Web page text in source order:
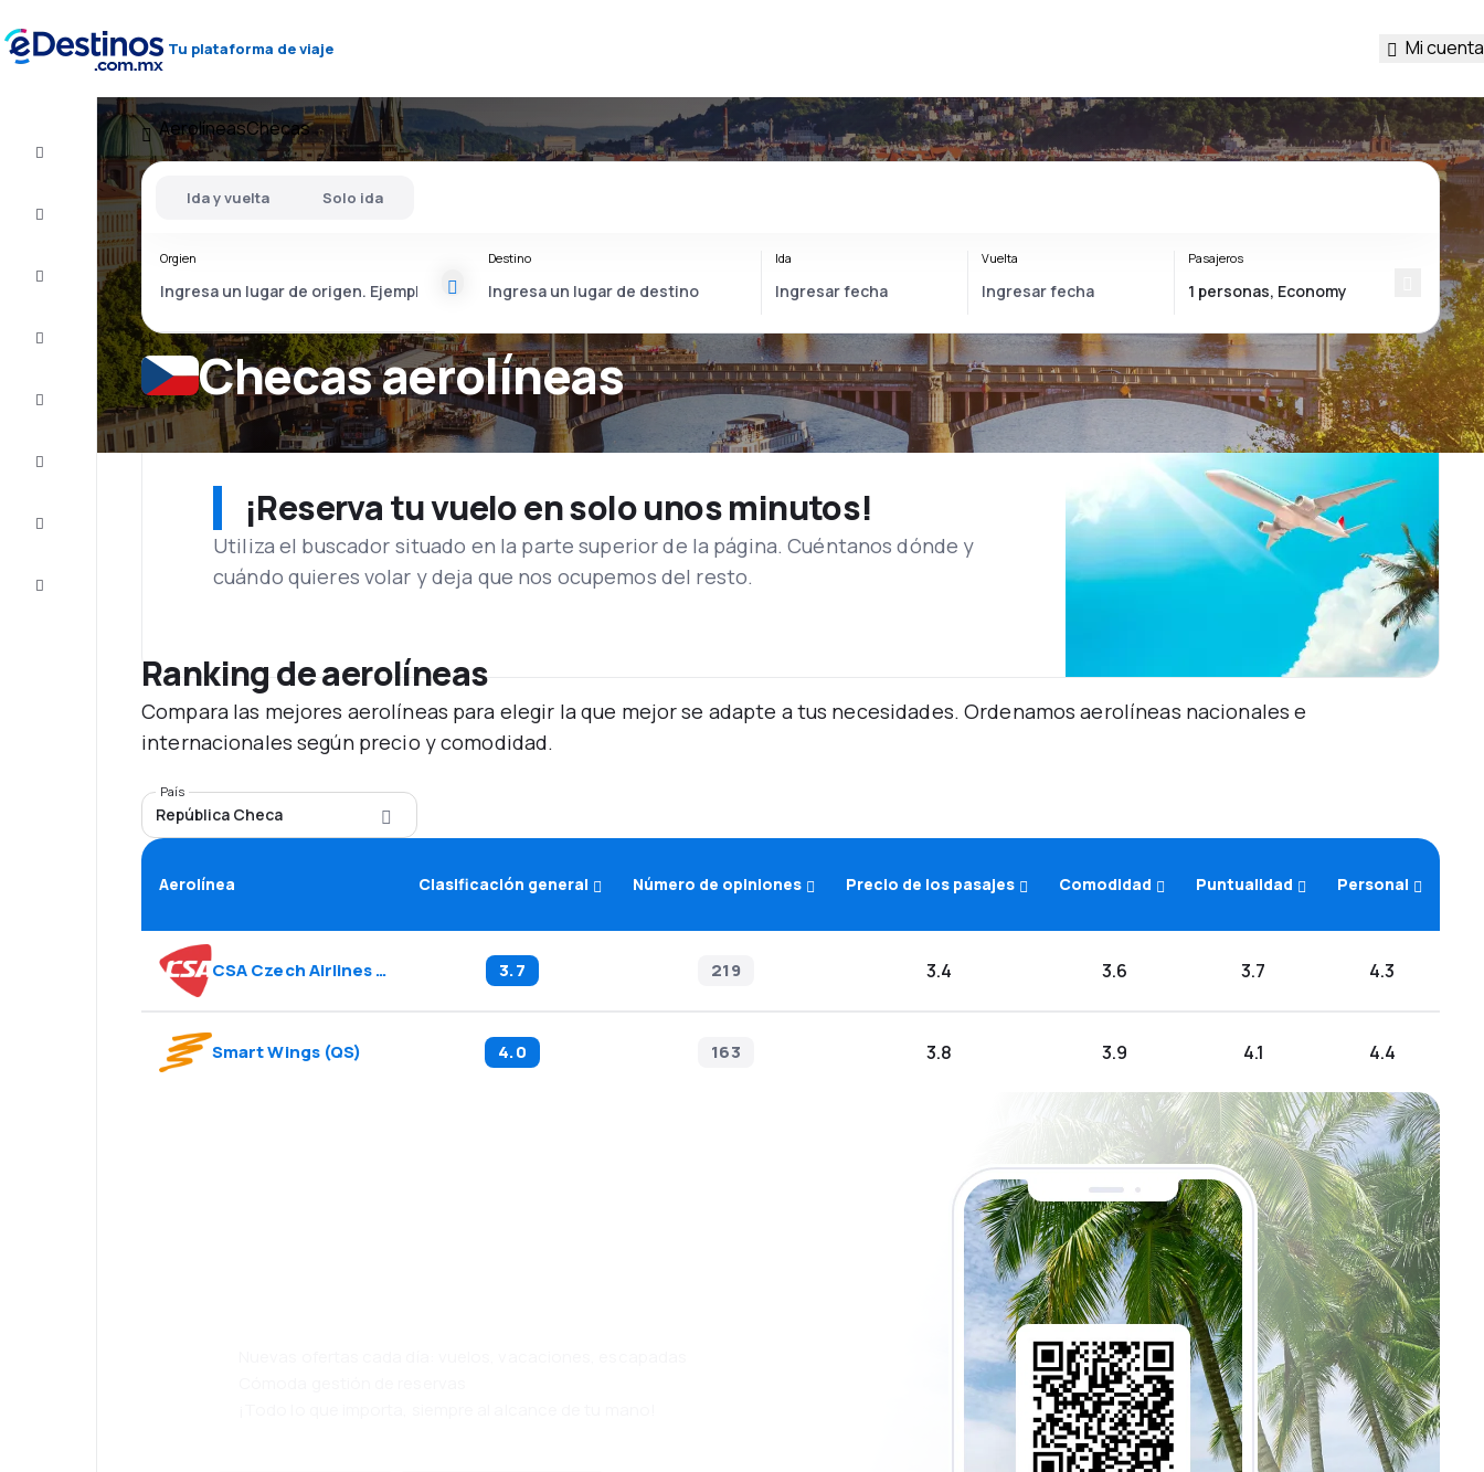
Tu plataforma de viaje Mi cuenta
Vuelo+Hotel
Alojamientos
Ofertas
Completa
AerolíneasChecas
Checas aerolíneas
Ida y vuelta Solo ida
Orgien Destino Ida Vuelta Pasajeros
¡Reserva tu vuelo en solo unos minutos!
Utiliza el buscador situado en la parte superior de la página. Cuéntanos dónde y
cuándo quieres volar y deja que nos ocupemos del resto.
Ranking de aerolíneas
Compara las mejores aerolíneas para elegir la que mejor se adapte a tus necesidades. Ordenamos aerolíneas nacionales e
internacionales según precio y comodidad.
País
República Checa
Aerolínea Clasificación general Número de opiniones Precio de los pasajes Comodidad Puntualidad Personal
CSA Czech Airlines OK 3.7 219 3.4 3.6 3.7 4.3
Smart Wings(QS) 4.0 163 3.8 3.9 4.1 4.4